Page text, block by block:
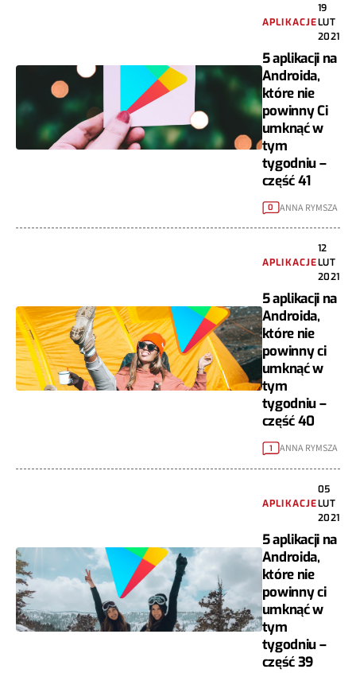
APLIKACJE
19
LUT
2021
5 aplikacji na
Androida,
które nie
powinny Ci
umknąć w
tym
tygodniu –
część 41
0 ANNA RYMSZA
APLIKACJE
12
LUT
2021
5 aplikacji na
Androida,
które nie
powinny ci
umknąć w
tym
tygodniu –
część 40
1 ANNA RYMSZA
APLIKACJE
05
LUT
2021
5 aplikacji na
Androida,
które nie
powinny ci
umknąć w
tym
tygodniu –
część 39